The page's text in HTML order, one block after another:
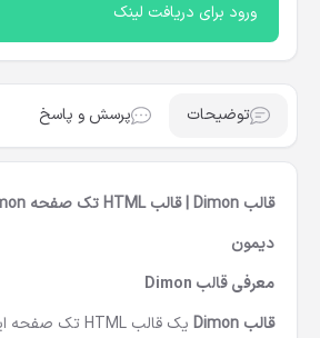
ورود برای دریافت لینک
توضیحات پرسش و پاسخ
دیمون
معرفی قالب Dimon
قالب Dimon
یک قالب HTML تک صفحه ای